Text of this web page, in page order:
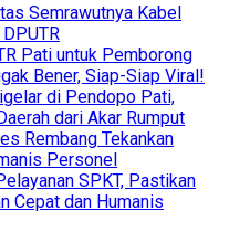
Semrawutnya Kabel
Pati untuk Pemborong
Bener, Siap-Siap Viral!
di Pendopo Pati,
dari Akar Rumput
Rembang Tekankan
Personel
SPKT, Pastikan
Cepat dan Humanis